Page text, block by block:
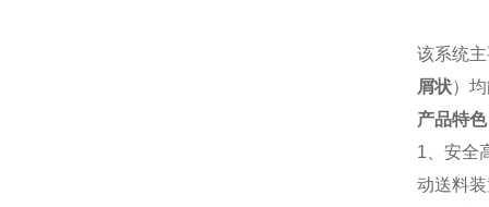
该系统
屑状）
产品特色
1、安全
动送料